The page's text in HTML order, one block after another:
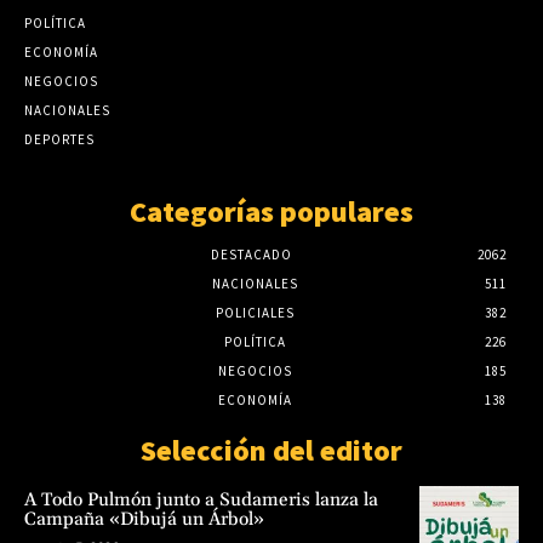
POLÍTICA
ECONOMÍA
NEGOCIOS
NACIONALES
DEPORTES
Categorías populares
DESTACADO
2062
NACIONALES
511
POLICIALES
382
POLÍTICA
226
NEGOCIOS
185
ECONOMÍA
138
Selección del editor
A Todo Pulmón junto a Sudameris lanza la
Campaña «Dibujá un Árbol»